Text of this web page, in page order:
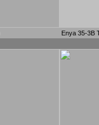
Enya 35-3B